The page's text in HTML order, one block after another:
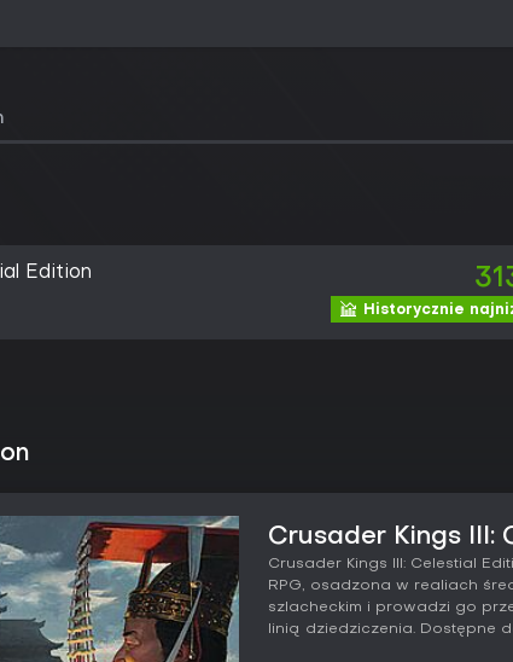
Edition
Historycznie
Crusader Kings III:
Crusader Kings III: Celestial
RPG, osadzona w realiach
szlacheckim i prowadzi go
linią dziedziczenia. Dostępne